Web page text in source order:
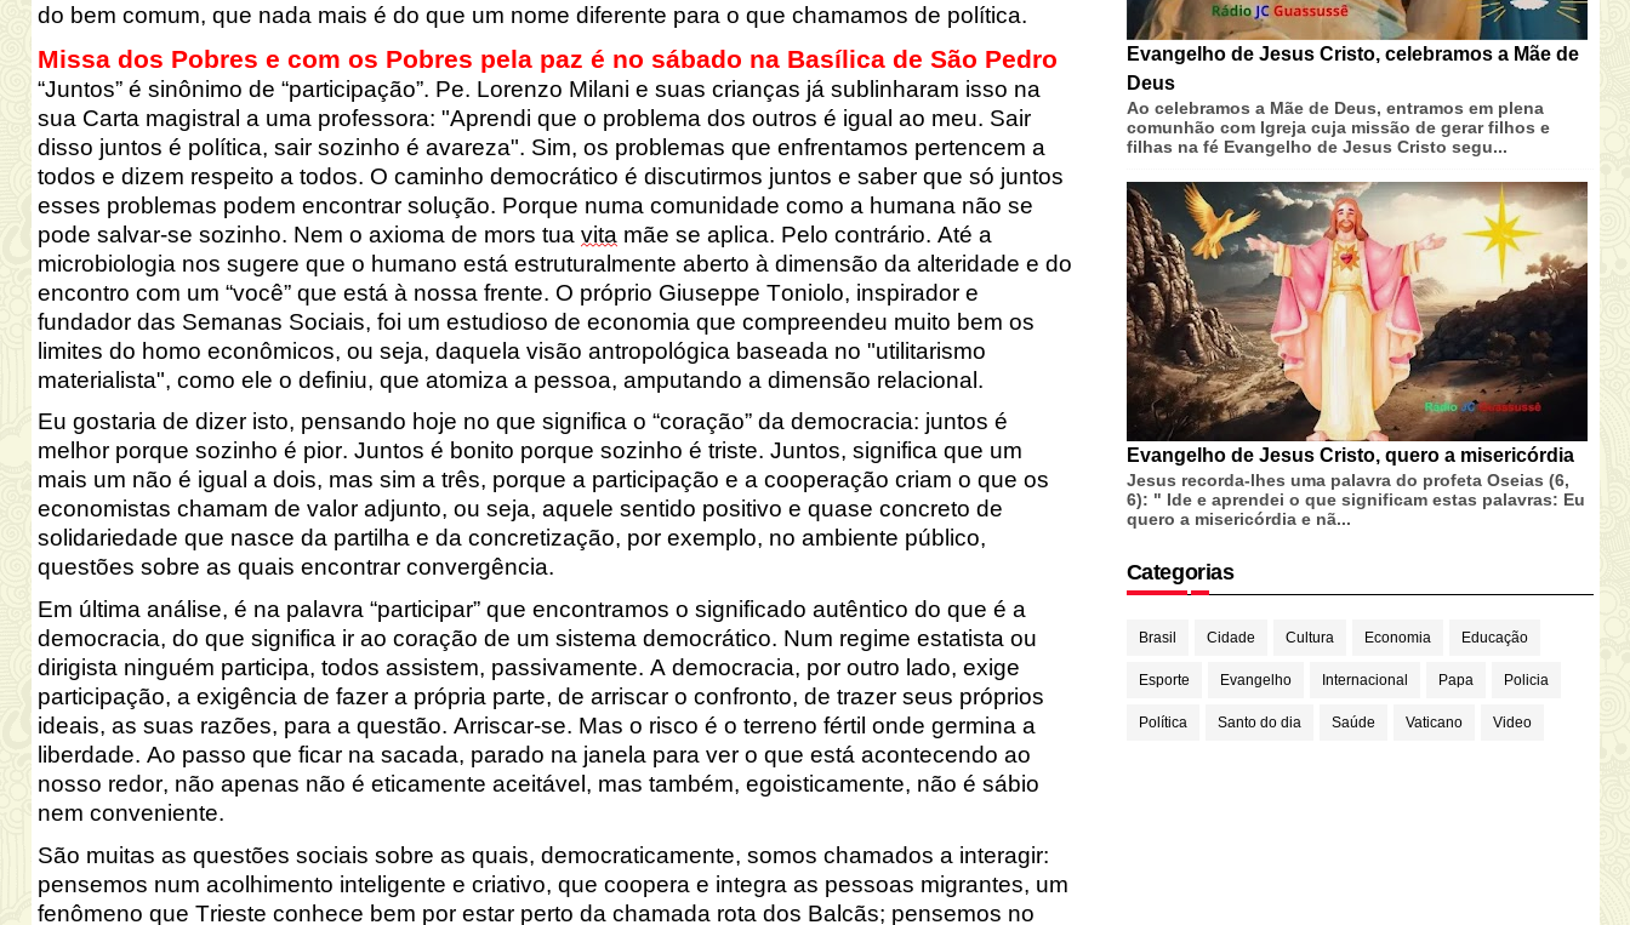
do bem comum, que nada mais é do que um nome diferente para o que chamamos de política.
Missa dos Pobres e com os Pobres pela paz é no sábado na Basílica de São Pedro
“Juntos” é sinônimo de “participação”. Pe. Lorenzo Milani e suas crianças já sublinharam isso na
sua Carta magistral a uma professora: "Aprendi que o problema dos outros é igual ao meu. Sair
disso juntos é política, sair sozinho é avareza". Sim, os problemas que enfrentamos pertencem a
todos e dizem respeito a todos. O caminho democrático é discutirmos juntos e saber que só juntos
esses problemas podem encontrar solução. Porque numa comunidade como a humana não se
pode salvar-se sozinho. Nem o axioma de mors tua vita mãe se aplica. Pelo contrário. Até a
microbiologia nos sugere que o humano está estruturalmente aberto à dimensão da alteridade e do
encontro com um “você” que está à nossa frente. O próprio Giuseppe Toniolo, inspirador e
fundador das Semanas Sociais, foi um estudioso de economia que compreendeu muito bem os
limites do homo econômicos, ou seja, daquela visão antropológica baseada no "utilitarismo
materialista", como ele o definiu, que atomiza a pessoa, amputando a dimensão relacional.
Eu gostaria de dizer isto, pensando hoje no que significa o “coração” da democracia: juntos é
melhor porque sozinho é pior. Juntos é bonito porque sozinho é triste. Juntos, significa que um
mais um não é igual a dois, mas sim a três, porque a participação e a cooperação criam o que os
economistas chamam de valor adjunto, ou seja, aquele sentido positivo e quase concreto de
solidariedade que nasce da partilha e da concretização, por exemplo, no ambiente público,
questões sobre as quais encontrar convergência.
Em última análise, é na palavra “participar” que encontramos o significado autêntico do que é a
democracia, do que significa ir ao coração de um sistema democrático. Num regime estatista ou
dirigista ninguém participa, todos assistem, passivamente. A democracia, por outro lado, exige
participação, a exigência de fazer a própria parte, de arriscar o confronto, de trazer seus próprios
ideais, as suas razões, para a questão. Arriscar-se. Mas o risco é o terreno fértil onde germina a
liberdade. Ao passo que ficar na sacada, parado na janela para ver o que está acontecendo ao
nosso redor, não apenas não é eticamente aceitável, mas também, egoisticamente, não é sábio
nem conveniente.
São muitas as questões sociais sobre as quais, democraticamente, somos chamados a interagir:
pensemos num acolhimento inteligente e criativo, que coopera e integra as pessoas migrantes, um
fenômeno que Trieste conhece bem por estar perto da chamada rota dos Balcãs; pensemos no
Evangelho de Jesus Cristo, celebramos a Mãe de
Deus
Ao celebramos a Mãe de Deus, entramos em plena
comunhão com Igreja cuja missão de gerar filhos e
filhas na fé Evangelho de Jesus Cristo segu...
Evangelho de Jesus Cristo, quero a misericórdia
Jesus recorda-lhes uma palavra do profeta Oseias (6,
6): " Ide e aprendei o que significam estas palavras: Eu
quero a misericórdia e nã...
Categorias
Brasil Cidade Cultura Economia Educação
Esporte Evangelho Internacional Papa Policia
Política Santo do dia Saúde Vaticano Video